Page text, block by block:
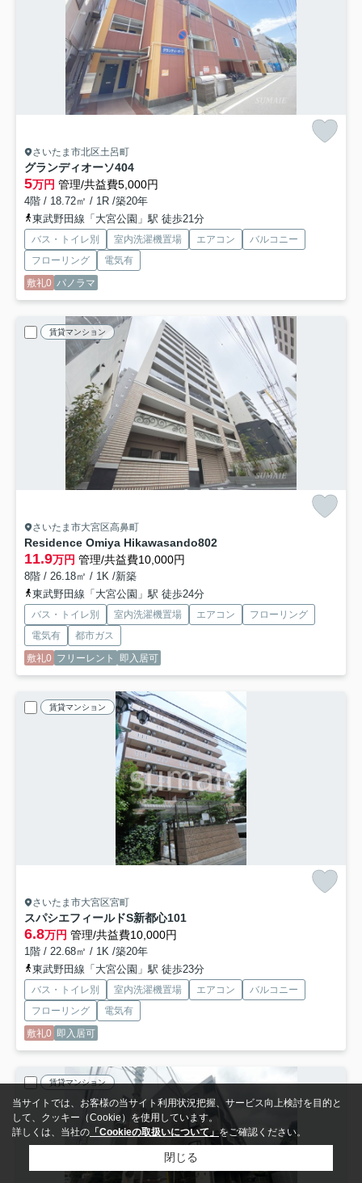
さいたま市北区土呂町
グランディオーソ404
5万円 管理/共益費5,000円
4階 / 18.72㎡ / 1R /築20年
東武野田線「大宮公園」駅 徒歩21分
バス・トイレ別 室内洗濯機置場 エアコン
バルコニー
フローリング
電気有
敷礼0 パノラマ
賃貸マンション
さいたま市大宮区高鼻町
Residence Omiya Hikawasando802
11.9万円 管理/共益費10,000円
8階 / 26.18㎡ / 1K /新築
東武野田線「大宮公園」駅 徒歩24分
バス・トイレ別 室内洗濯機置場 エアコン
フローリング
電気有
都市ガス
敷礼0 フリーレント 即入居可
賃貸マンション
さいたま市大宮区宮町
スパシエフィールドS新都心101
6.8万円 管理/共益費10,000円
1階 / 22.68㎡ / 1K /築20年
東武野田線「大宮公園」駅 徒歩23分
バス・トイレ別 室内洗濯機置場 エアコン
バルコニー
フローリング
電気有
敷礼0 即入居可
賃貸マンション
当サイトでは、お客様の当サイト利用状況把握、サービス向上検討を目的と
して、クッキー（Cookie）を使用しています。
詳しくは、当社の 「Cookieの取扱いについて」 をご確認ください。
閉じる